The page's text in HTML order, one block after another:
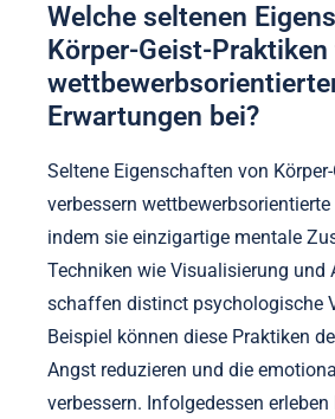
Welche seltenen
Körper-Geist-
Erwartungen bei?
Seltene Eigenschaften von
verbessern
indem sie einzigartige mentale
Techniken wie Visualisierung und
schaffen distinct psychologische
Beispiel können diese Praktiken
Angst reduzieren und die
verbessern. Infolgedessen erleben